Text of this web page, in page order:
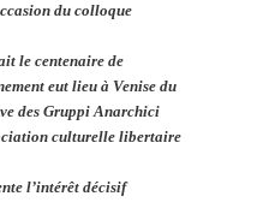
du colloque
le centenaire de
eut lieu à Venise du
des Gruppi Anarchici
culturelle libertaire
l’intérêt décisif